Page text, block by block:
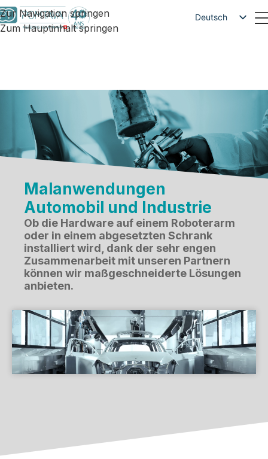
Zur Navigation springen
Zum Hauptinhalt springen
Deutsch
Malanwendungen
Automobil und Industrie
Ob die Hardware auf einem Roboterarm
oder in einem abgesetzten Schrank
installiert wird, dank der sehr engen
Zusammenarbeit mit unseren Partnern
können wir maßgeschneiderte Lösungen
anbieten.